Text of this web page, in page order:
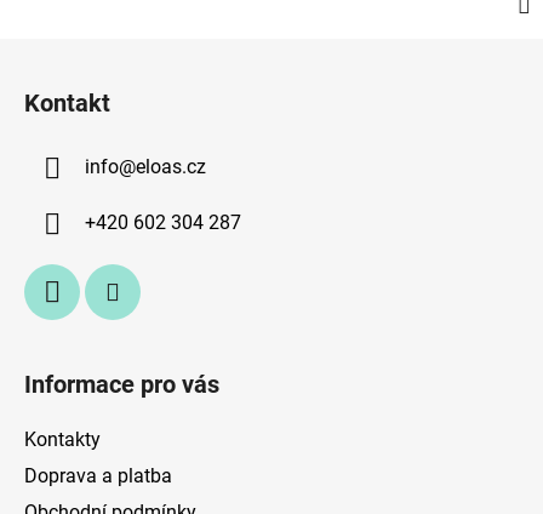
Kontakt
info@eloas.cz
+420 602 304 287
Informace pro vás
Kontakty
Doprava a platba